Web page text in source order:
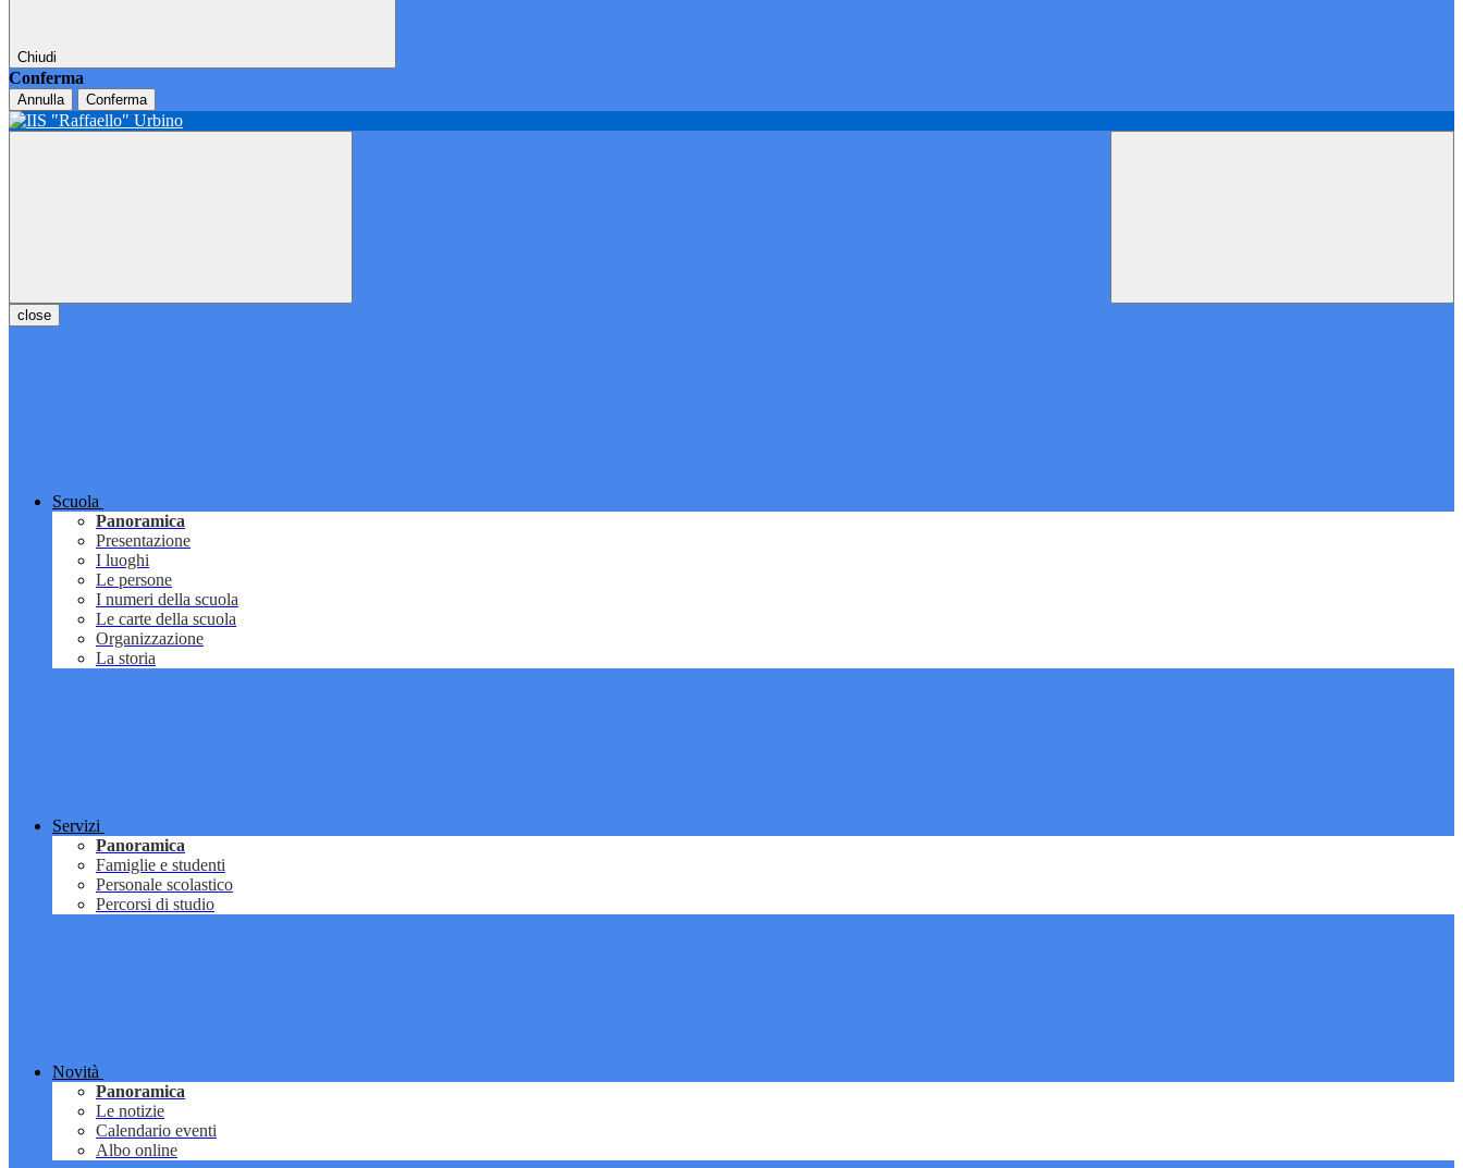
Chiudi
Conferma
Annulla Conferma
close
Scuola
Panoramica
Presentazione
I luoghi
Le persone
I numeri della scuola
Le carte della scuola
Organizzazione
La storia
Servizi
Panoramica
Famiglie e studenti
Personale scolastico
Percorsi di studio
Novità
Panoramica
Le notizie
Calendario eventi
Albo online